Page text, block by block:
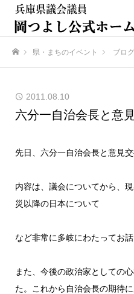
県・まちのイベント ブログ
2011.08.10
六分一自治会長と意
先日、六分一自治会長と意見交
内容は、議会についてから、
災以降の日本について
など非常に多岐にわたってお
また、今後の政治家としての
た。これから自治会長の期待